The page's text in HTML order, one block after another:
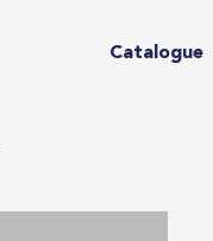
Catalogue